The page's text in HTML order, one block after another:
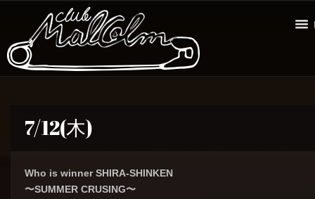
7/12(木)
Who is winner SHIRA-SHINKEN
〜SUMMER CRUSING〜